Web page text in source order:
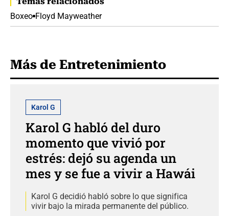
Boxeo Floyd Mayweather
Más de Entretenimiento
Karol G
Karol G habló del duro
momento que vivió por
estrés: dejó su agenda un
mes y se fue a vivir a Hawái
Karol G decidió habló sobre lo que significa
vivir bajo la mirada permanente del público.